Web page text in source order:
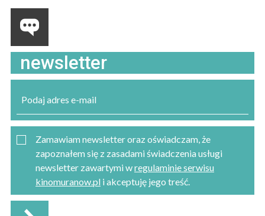
newsletter
Zamawiam newsletter oraz oświadczam, że
zapoznałem się z zasadami świadczenia usługi
newsletter zawartymi wregulaminie serwisu
kinomuranow.pl i akceptuję jego treść.